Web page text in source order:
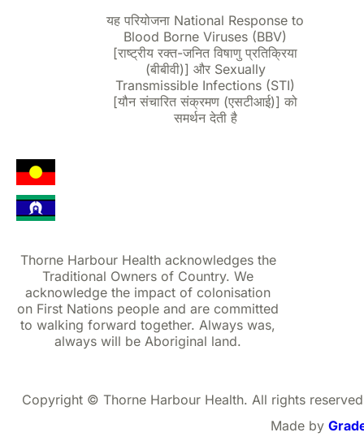
यह परियोजना National Response to
Blood Borne Viruses (BBV)
[राष्ट्रीय रक्त-जनित विषाणु प्रतिक्रिया
(बीबीवी)] और Sexually
Transmissible Infections (STI)
[यौन संचारित संक्रमण (एसटीआई)] को
समर्थन देती है
Thorne Harbour Health acknowledges the
Traditional Owners of Country. We
acknowledge the impact of colonisation
on First Nations people and are committed
to walking forward together. Always was,
always will be Aboriginal land.
Copyright © Thorne Harbour Health. All rights
Made by